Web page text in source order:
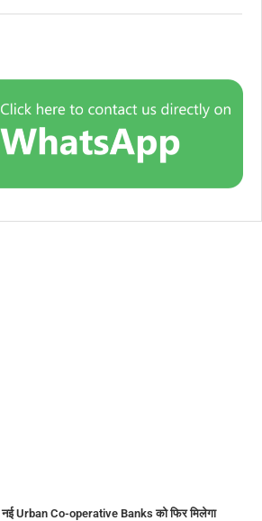
नई Urban Co-operative Banks को फिर मिलेगा